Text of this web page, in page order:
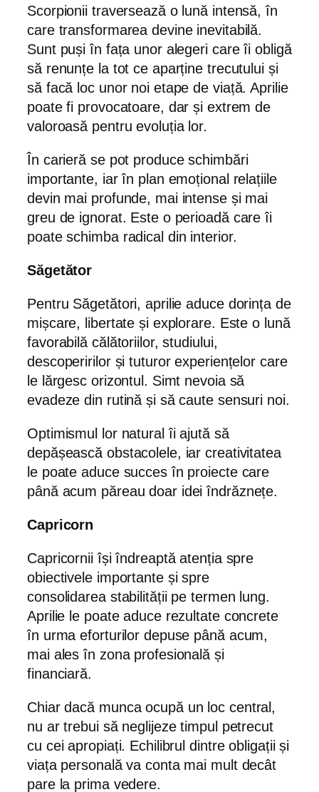
Scorpionii traversează o lună intensă, în
care transformarea devine inevitabilă.
Sunt puși în fața unor alegeri care îi obligă
să renunțe la tot ce aparține trecutului și
să facă loc unor noi etape de viață. Aprilie
poate fi provocatoare, dar și extrem de
valoroasă pentru evoluția lor.
În carieră se pot produce schimbări
importante, iar în plan emoțional relațiile
devin mai profunde, mai intense și mai
greu de ignorat. Este o perioadă care îi
poate schimba radical din interior.
Săgetător
Pentru Săgetători, aprilie aduce dorința de
mișcare, libertate și explorare. Este o lună
favorabilă călătoriilor, studiului,
descoperirilor și tuturor experiențelor care
le lărgesc orizontul. Simt nevoia să
evadeze din rutină și să caute sensuri noi.
Optimismul lor natural îi ajută să
depășească obstacolele, iar creativitatea
le poate aduce succes în proiecte care
până acum păreau doar idei îndrăznețe.
Capricorn
Capricornii își îndreaptă atenția spre
obiectivele importante și spre
consolidarea stabilității pe termen lung.
Aprilie le poate aduce rezultate concrete
în urma eforturilor depuse până acum,
mai ales în zona profesională și
financiară.
Chiar dacă munca ocupă un loc central,
nu ar trebui să neglijeze timpul petrecut
cu cei apropiați. Echilibrul dintre obligații și
viața personală va conta mai mult decât
pare la prima vedere.